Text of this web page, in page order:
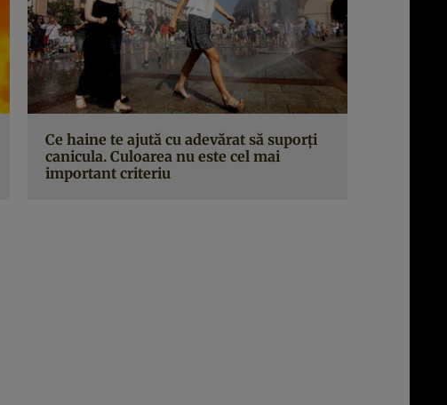
Ce haine te ajută cu adevărat să suporți
canicula. Culoarea nu este cel mai
important criteriu